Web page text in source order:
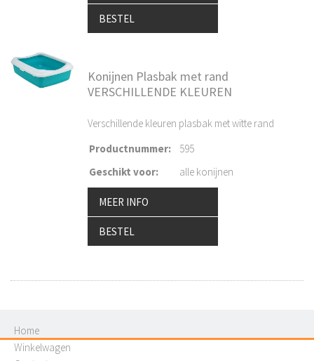
BESTEL
Konijnen Plasbak met rand
VERSCHILLENDE KLEUREN
Verschillende kleuren plasbak met witte rand
Productnummer:
595
Geschikt voor: alle konijnen
MEER INFO
BESTEL
Home
Winkelwagen